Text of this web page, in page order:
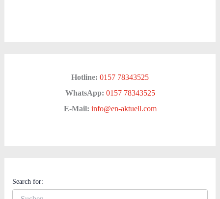
Hotline: 0157 78343525
WhatsApp: 0157 78343525
E-Mail: info@en-aktuell.com
Search for: